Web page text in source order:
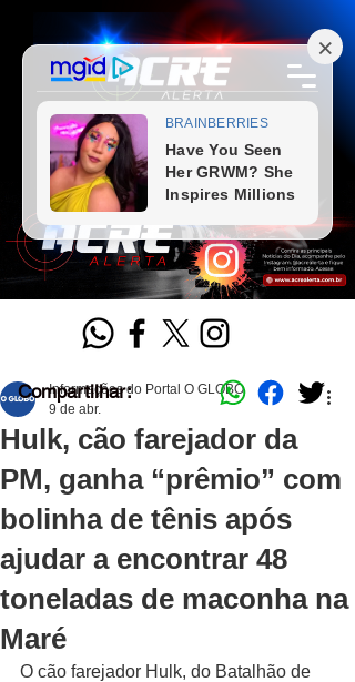
Hulk, cão farejador da
PM, ganha “prêmio” com
bolinha de tênis após
ajudar a encontrar 48
toneladas de maconha na
Maré
Informações do Portal O GLOBO
9 de abr.
O cão farejador Hulk, do Batalhão de
Compartilhar: